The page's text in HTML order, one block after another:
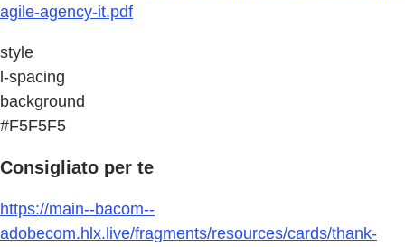
agile-agency-it.pdf
style
l-spacing
background
#F5F5F5
Consigliato per te
https://main--bacom--
adobecom.hlx.live/fragments/resources/cards/thank-